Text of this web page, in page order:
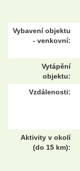
Vybavení objektu
- venkovní:
Vytápění
objektu:
Vzdálenosti:
Aktivity v okolí
(do 15 km):